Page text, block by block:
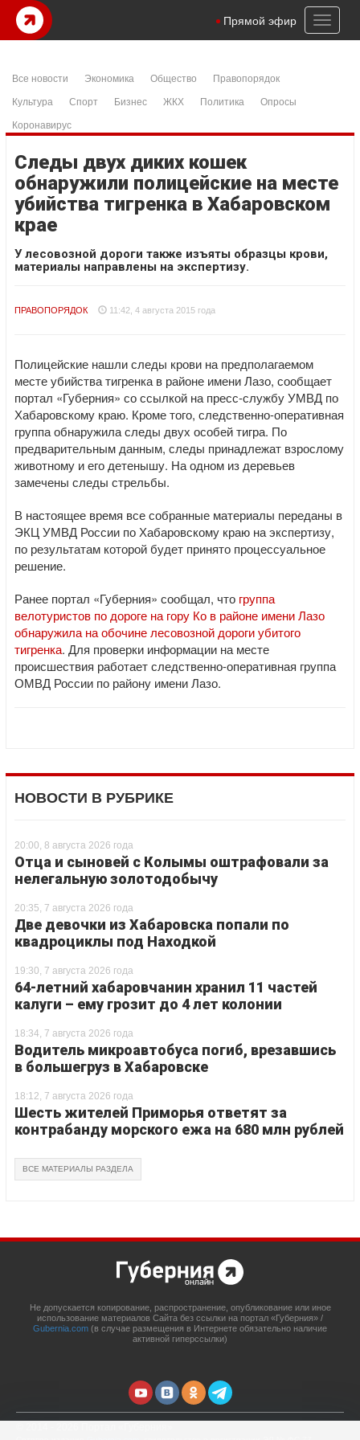
Toggle
Прямой эфир
Все новости Экономика Общество
Правопорядок
Культура
Спорт Бизнес ЖКХ Политика
Опросы
Коронавирус
Следы двух диких кошек
обнаружили полицейские на месте
убийства тигренка в Хабаровском
крае
У лесовозной дороги также изъяты образцы крови,
материалы направлены на экспертизу.
ПРАВОПОРЯДОК 11:42, 4 августа 2015 года
Полицейские нашли следы крови на предполагаемом
месте убийства тигренка в районе имени Лазо, сообщает
портал «Губерния» со ссылкой на пресс-службу УМВД по
Хабаровскому краю. Кроме того, следственно-оперативная
группа обнаружила следы двух особей тигра. По
предварительным данным, следы принадлежат взрослому
животному и его детенышу. На одном из деревьев
замечены следы стрельбы.
В настоящее время все собранные материалы переданы в
ЭКЦ УМВД России по Хабаровскому краю на экспертизу,
по результатам которой будет принято процессуальное
решение.
Ранее портал «Губерния» сообщал, что группа
велотуристов по дороге на гору Ко в районе имени Лазо
обнаружила на обочине лесовозной дороги убитого
тигренка. Для проверки информации на месте
происшествия работает следственно-оперативная группа
ОМВД России по району имени Лазо.
НОВОСТИ В РУБРИКЕ
20:00, 8 августа 2026 года
Отца и сыновей с Колымы оштрафовали за
нелегальную золотодобычу
20:35, 7 августа 2026 года
Две девочки из Хабаровска попали по
квадроциклы под Находкой
19:30, 7 августа 2026 года
64-летний хабаровчанин хранил 11 частей
калуги – ему грозит до 4 лет колонии
18:34, 7 августа 2026 года
Водитель микроавтобуса погиб, врезавшись
в большегруз в Хабаровске
18:12, 7 августа 2026 года
Шесть жителей Приморья ответят за
контрабанду морского ежа на 680 млн рублей
ВСЕ МАТЕРИАЛЫ РАЗДЕЛА
Не допускается копирование, распространение, опубликование или иное
использование материалов Сайта без ссылки на портал «Губерния» /
Gubernia.com (в случае размещения в Интернете обязательно наличие
активной гиперссылки)